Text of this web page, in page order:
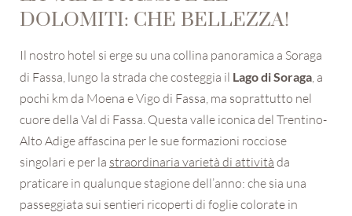
DOLOMITI: CHE BELLEZZA!
Il nostro hotel si erge su una collina panoramica a Soraga
di Fassa, lungo la strada che costeggia il Lago di Soraga , a
pochi km da Moena e Vigo di Fassa, ma soprattutto nel
cuore della Val di Fassa. Questa valle iconica del Trentino-
Alto Adige affascina per le sue formazioni rocciose
singolari e per la straordinaria varietà di attività da
praticare in qualunque stagione dell’anno: che sia una
passeggiata sui sentieri ricoperti di foglie colorate in
REGISTRAZIONE ALLA
NEWSLETTER